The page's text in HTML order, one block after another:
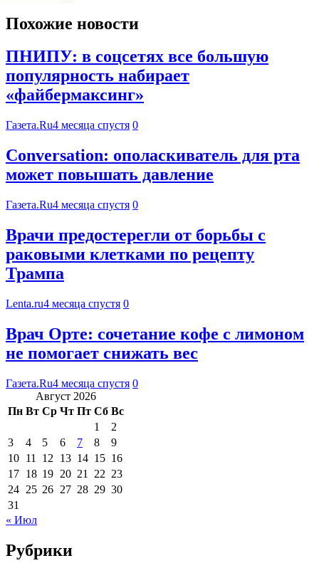
Похожие новости
ПНИПУ: в соцсетях все большую
популярность набирает
«файбермаксинг»
Газета.Ru4 месяца спустя 0
Conversation: ополаскиватель для рта
может повышать давление
Газета.Ru4 месяца спустя 0
Врачи предостерегли от борьбы с
раковыми клетками по рецепту
Трампа
Lenta.ru4 месяца спустя 0
Врач Орте: сочетание кофе с лимоном
не помогает снижать вес
Газета.Ru4 месяца спустя 0
Август 2026
Пн Вт Ср Чт Пт Сб Вс
1
2
3
4 5 6 7 8
9
10 11 12 13 14 15 16
17 18 19 20 21 22 23
24 25 26 27 28 29 30
31
« Июл
Рубрики